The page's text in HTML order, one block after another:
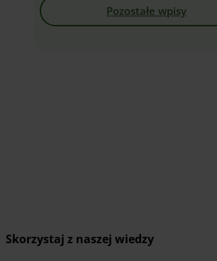
Pozostałe wpisy
Skorzystaj z naszej wiedzy